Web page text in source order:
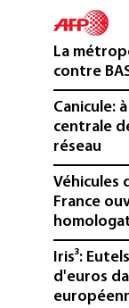
La
contre
Canicule:
centrale
réseau
Véhicules
France
Iris³:
d'euros